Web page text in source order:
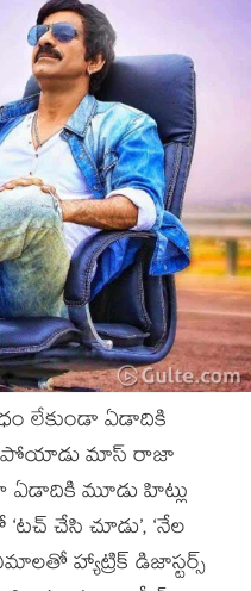
లేకుండా ఏడాదికి
పోయాడు మాస్ రాజా
మూడు హిట్లు
చేసి చూడు’, ‘నేల
హ్యాట్రిక్ డిజాస్టర్స్